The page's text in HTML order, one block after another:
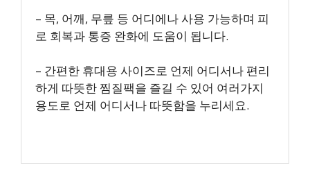
– 목, 어깨, 무릎 등 어디에나 사용 가능하며 피
로 회복과 통증 완화에 도움이 됩니다.
– 간편한 휴대용 사이즈로 언제 어디서나 편리
하게 따뜻한 찜질팩을 즐길 수 있어 여러가지
용도로 언제 어디서나 따뜻함을 누리세요.